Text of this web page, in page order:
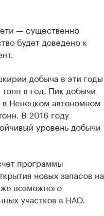
— существенно
будет доведено к
добыча в эти годы
в год. Пик добычи
Ненецком автономном
В 2016 году
уровень добычи
программы
новых запасов на
возможного
участков в НАО.